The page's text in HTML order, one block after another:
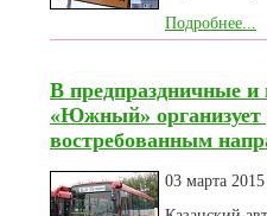
Подробнее...
В предпраздничные и
«Южный» организует
востребованным
03 марта 2015